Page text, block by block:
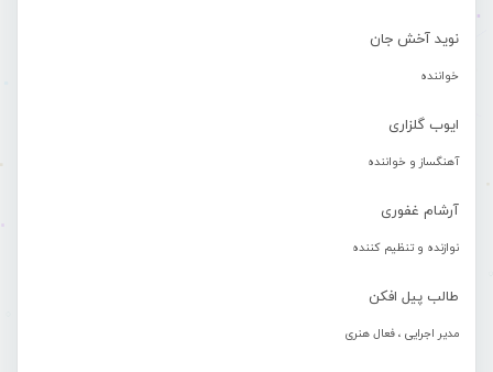
نوید آخش جان
خواننده
ایوب گلزاری
آهنگساز و خواننده
آرشام غفوری
نوازنده و تنظیم کننده
طالب پیل افکن
مدیر اجرایی ، فعال هنری